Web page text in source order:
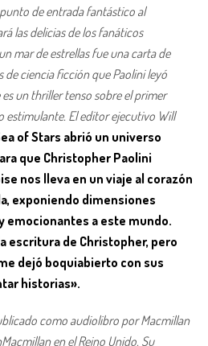
de entrada fantástico al
las delicias de los fanáticos
mar de estrellas fue una carta de
de ciencia ficción que Paolini leyó
un thriller tenso sobre el primer
El editor ejecutivo Will
of Stars abrió un universo
que Christopher Paolini
nos lleva en un viaje al corazón
exponiendo dimensiones
emocionantes a este mundo.
escritura de Christopher, pero
dejó boquiabierto con sus
historias».
como audiolibro por Macmillan
en el Reino Unido. Su